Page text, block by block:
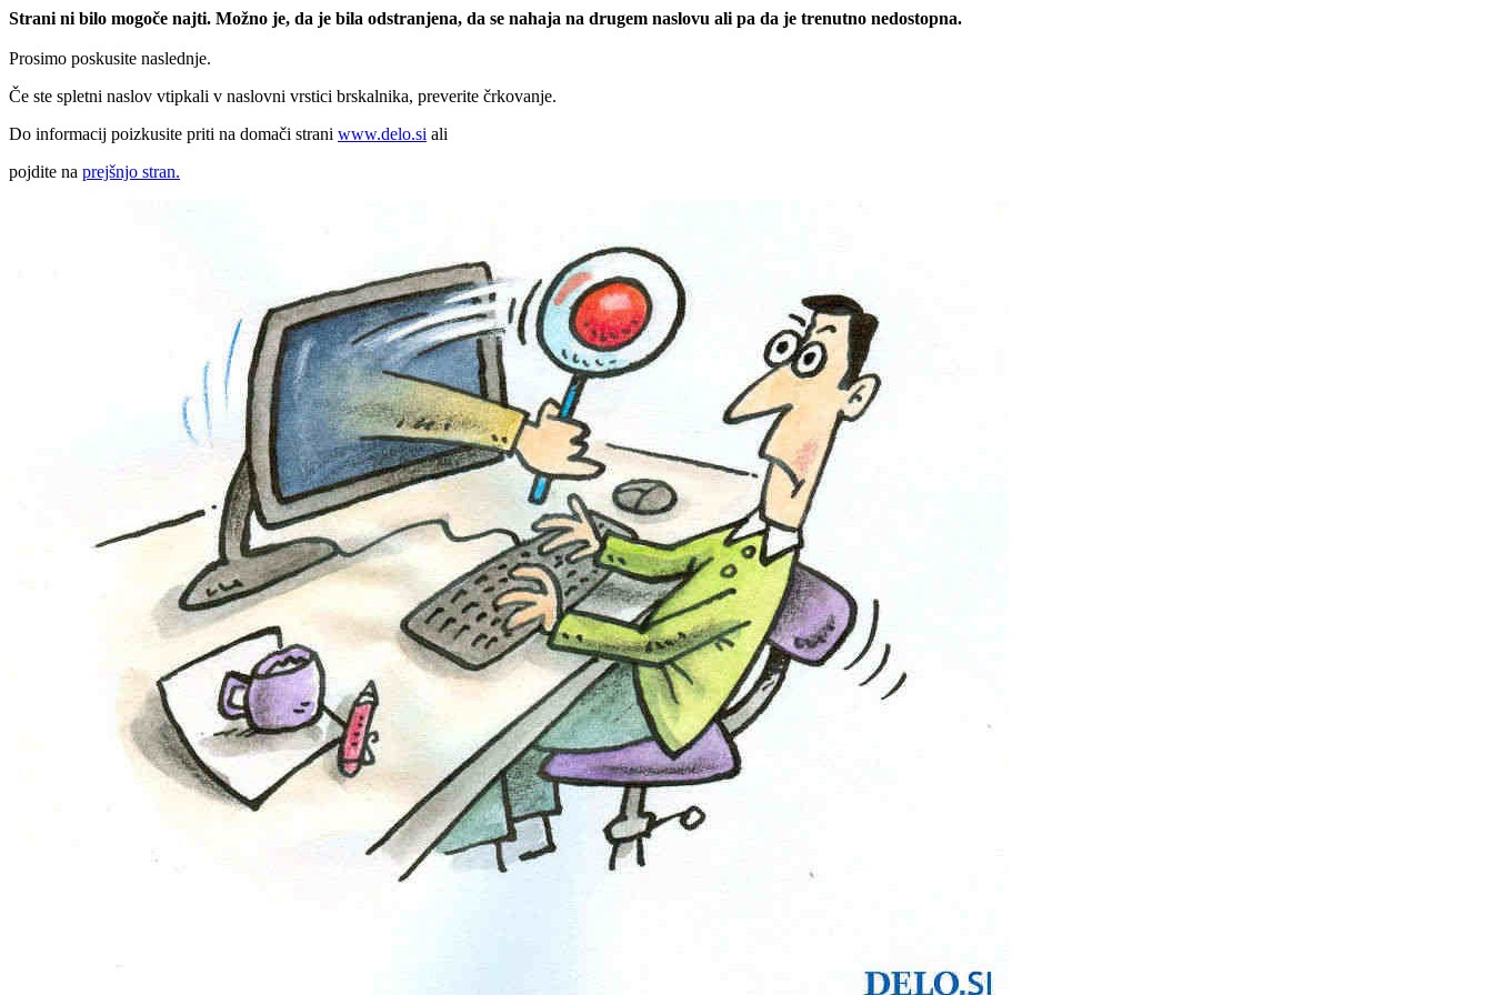
Strani ni bilo mogoče najti. Možno je, da je bila odstranjena, da se nahaja na drugem naslovu ali pa da je trenutno nedostopna.
Prosimo poskusite naslednje.
Če ste spletni naslov vtipkali v naslovni vrstici brskalnika, preverite črkovanje.
Do informacij poizkusite priti na domači strani www.delo.si ali
pojdite na prejšnjo stran.